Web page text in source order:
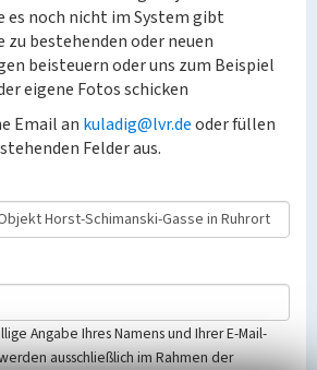
es noch nicht im System gibt
bestehenden oder neuen
beisteuern oder uns zum Beispiel
eigene Fotos schicken
Email an kuladig@lvr.deoder füllen
Felder aus.
Angabe Ihres Namens und Ihrer E-Mail-
ausschließlich im Rahmen der